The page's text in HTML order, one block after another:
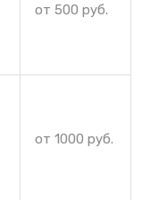
от 500 руб.
от 1000 руб.